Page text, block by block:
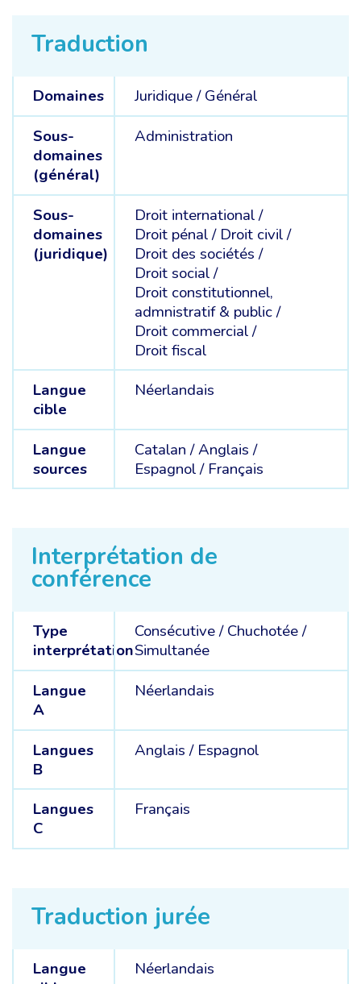
Traduction
Domaines Juridique /Général
Sous-
domaines
(général)
Administration
Sous-
domaines
(juridique)
Droit international /
Droit pénal / Droit civil /
Droit des sociétés /
Droit social /
Droit constitutionnel,
admnistratif & public /
Droit commercial /
Droit fiscal
Langue
cible
Néerlandais
Langue
sources
Catalan /Anglais /
Espagnol / Français
Interprétation de
conférence
Type
interprétation
Consécutive/Chuchotée/
Simultanée
Langue
A
Néerlandais
Langues
B
Anglais / Espagnol
Langues
C
Français
Traduction jurée
Langue
Néerlandais